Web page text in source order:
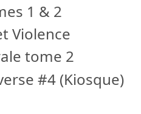
1 & 2
Violence
tome 2
#4 (Kiosque)